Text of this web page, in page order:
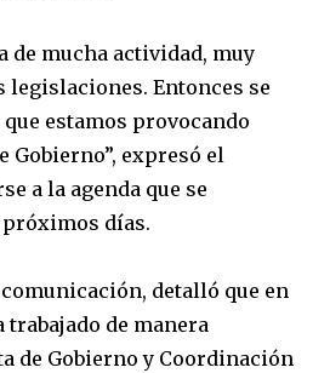
de mucha actividad, muy
legislaciones. Entonces se
estamos provocando
Gobierno”, expresó el
a la agenda que se
días.
detalló que en
trabajado de manera
de Gobierno y Coordinación